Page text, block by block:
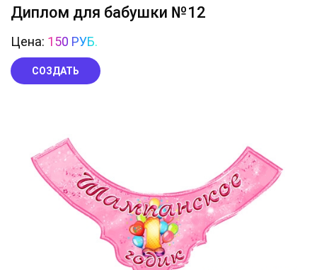
Диплом для бабушки №12
Цена: 150 РУБ.
СОЗДАТЬ